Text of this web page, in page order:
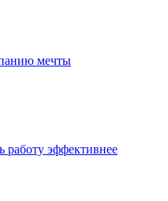
мечты
работу эффективнее